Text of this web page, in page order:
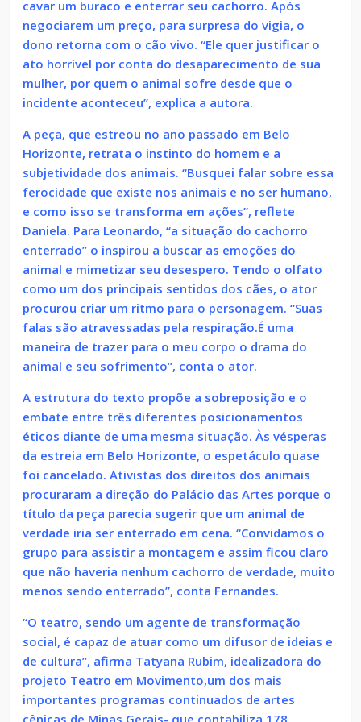
cavar um buraco e enterrar seu cachorro. Após
negociarem um preço, para surpresa do vigia, o
dono retorna com o cão vivo. “Ele quer justificar o
ato horrível por conta do desaparecimento de sua
mulher, por quem o animal sofre desde que o
incidente aconteceu”, explica a autora.
A peça, que estreou no ano passado em Belo
Horizonte, retrata o instinto do homem e a
subjetividade dos animais. “Busquei falar sobre essa
ferocidade que existe nos animais e no ser humano,
e como isso se transforma em ações”, reflete
Daniela. Para Leonardo, “a situação do cachorro
enterrado” o inspirou a buscar as emoções do
animal e mimetizar seu desespero. Tendo o olfato
como um dos principais sentidos dos cães, o ator
procurou criar um ritmo para o personagem. “Suas
falas são atravessadas pela respiração.É uma
maneira de trazer para o meu corpo o drama do
animal e seu sofrimento”, conta o ator.
A estrutura do texto propõe a sobreposição e o
embate entre três diferentes posicionamentos
éticos diante de uma mesma situação. Às vésperas
da estreia em Belo Horizonte, o espetáculo quase
foi cancelado. Ativistas dos direitos dos animais
procuraram a direção do Palácio das Artes porque o
título da peça parecia sugerir que um animal de
verdade iria ser enterrado em cena. “Convidamos o
grupo para assistir a montagem e assim ficou claro
que não haveria nenhum cachorro de verdade, muito
menos sendo enterrado”, conta Fernandes.
“O teatro, sendo um agente de transformação
social, é capaz de atuar como um difusor de ideias e
de cultura”, afirma Tatyana Rubim, idealizadora do
projeto Teatro em Movimento,um dos mais
importantes programas continuados de artes